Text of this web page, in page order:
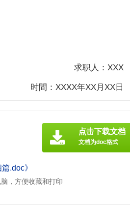
求职人：XXX
时間：XXXX年XX月XX日
.doc》
，方便收藏和打印
点击下载文档
文档为doc格式